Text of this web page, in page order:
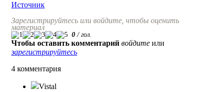
Источник
Зарегистрируйтесь или войдите, чтобы оценить
материал
0 / гол.
Чтобы оставить комментарий войдите или
зарегистрируйтесь
4 комментария
Vistal